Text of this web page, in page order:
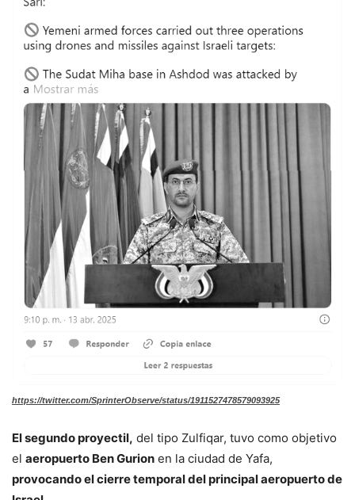
https://twitter.com/SprinterObserve/status/1911527478579093925
El segundo proyectil, del tipo Zulfiqar, tuvo como objetivo
el aeropuerto Ben Gurion en la ciudad de Yafa,
provocando el cierre temporal del principal aeropuerto de